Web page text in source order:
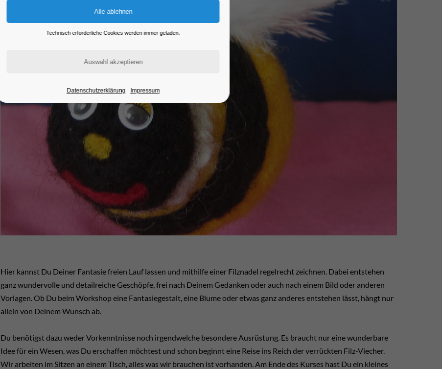
Hier kannst Du Deiner Fantasie freien Lauf lassen und mithilfe einer Filznadel regelrecht zeichnen. Dabei entstehen
ganz wundervolle und detailreiche Geschöpfe, frei nach Deinem Gedanken oder auch nach einem Bild oder anderen
Vorlagen. Ob Du beim Workshop eine Fantasiegestalt, eine Blume oder etwas ganz anderes entstehen lässt, hängt nur
allein von Deinem Wunsch ab.
Du benötigst dazu weder Vorkenntnisse noch irgendwelche besondere Ausrüstung. Es braucht nur eine wunderbare
Idee für ein Wesen, was Du erschaffen möchtest und schon beginnt eine Reise ins Reich der verrückten Filz-Viecher.
Wir arbeiten im Sitzen an einem Tisch, alles was wir brauchen ist vorhanden. Am Ende des Kurses hast Du ein kleines
Technisch erforderliche Cookies werden immer geladen.
Datenschutzerklärung Impressum